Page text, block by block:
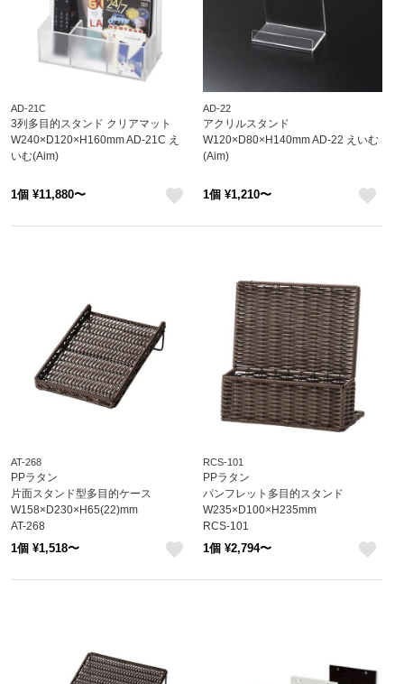
AD-21C
3列多目的スタンド クリアマット
W240×D120×H160mm AD-21C え
いむ(Aim)
1個 ¥11,880〜
AD-22
アクリルスタンド
W120×D80×H140mm AD-22 えいむ
(Aim)
1個 ¥1,210〜
AT-268
PPラタン
片面スタンド型多目的ケース
W158×D230×H65(22)mm
AT-268
えいむ(Aim)
1個 ¥1,518〜
RCS-101
PPラタン
パンフレット多目的スタンド
W235×D100×H235mm
RCS-101
えいむ(Aim)
1個 ¥2,794〜